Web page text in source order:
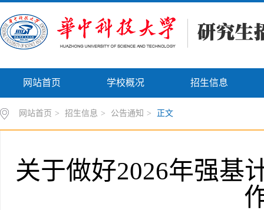
网站首页 学校概况 招生信息
网站首页 > 招生信息 > 公告通知 > 正文
关于做好2026年强基